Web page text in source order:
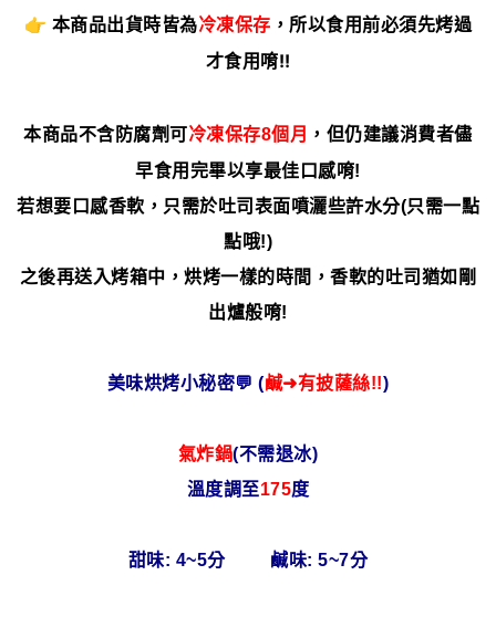
👉 本商品出貨時皆為冷凍保存 ，所以食用前必須先烤過
才食用唷!!
本商品不含防腐劑可冷凍保存8個月 ，但仍建議消費者儘
早食用完畢以享最佳口感唷!
若想要口感香軟，只需於吐司表面噴灑些許水分(只需一點
點哦!)
之後再送入烤箱中，烘烤一樣的時間，香軟的吐司猶如剛
出爐般唷!
美味烘烤小秘密💬 (鹹➜有披薩絲!!)
氣炸鍋(不需退冰)
溫度調至175度
甜味: 4~5分 鹹味: 5~7分